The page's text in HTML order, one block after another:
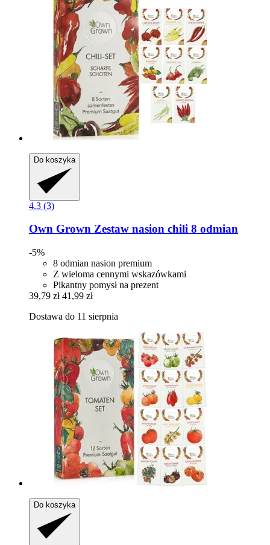
Do koszyka
4.3 (3)
Own Grown Zestaw nasion chili 8 odmian
-5%
8 odmian nasion premium
Z wieloma cennymi wskazówkami
Pikantny pomysł na prezent
39,79 zł 41,99 zł
Dostawa do 11 sierpnia
Do koszyka